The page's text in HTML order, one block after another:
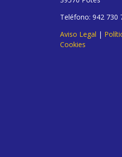
Teléfono: 942 730
Aviso Legal |
Cookies